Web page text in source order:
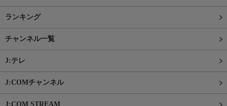
ランキング
チャンネル一覧
J:テレ
J:COMチャンネル
J:COM STREAM